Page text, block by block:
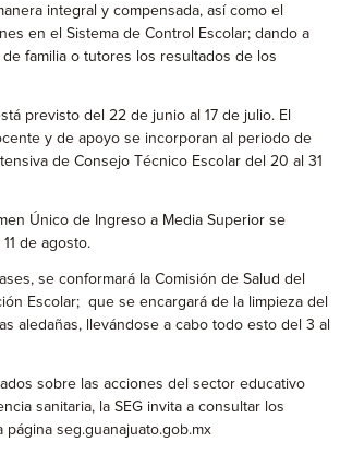
integral y compensada, así como el
en el Sistema de Control Escolar; dando a
familia o tutores los resultados de los
previsto del 22 de junio al 17 de julio. El
y de apoyo se incorporan al periodo de
de Consejo Técnico Escolar del 20 al 31
Único de Ingreso a Media Superior se
de agosto.
se conformará la Comisión de Salud del
Escolar; que se encargará de la limpieza del
aledañas, llevándose a cabo todo esto del 3 al
sobre las acciones del sector educativo
sanitaria, la SEG invita a consultar los
página seg.guanajuato.gob.mx